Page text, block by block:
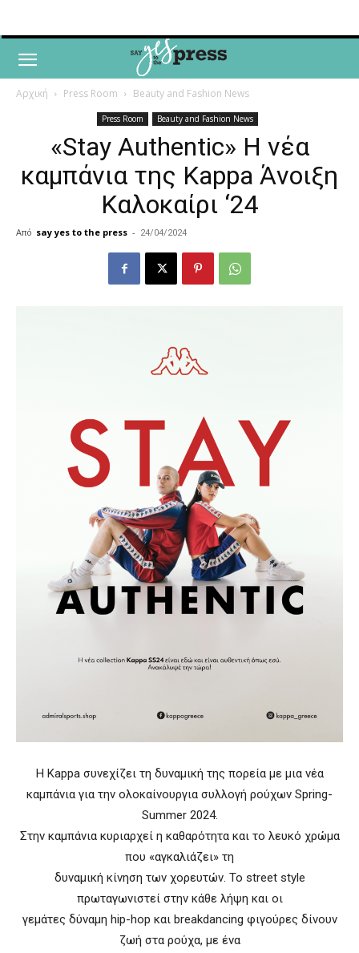
Αρχική Press Room Beauty and Fashion News
Press Room Beauty and Fashion News
«Stay Authentic» Η νέα
καμπάνια της Kappa Άνοιξη
Καλοκαίρι ‘24
Από say yes to the press - 24/04/2024
Η Kappa συνεχίζει τη δυναμική της πορεία με μια νέα
καμπάνια για την ολοκαίνουργια συλλογή ρούχων Spring-
Summer 2024.
Στην καμπάνια κυριαρχεί η καθαρότητα και το λευκό χρώμα
που «αγκαλιάζει» τη
δυναμική κίνηση των χορευτών. Το street style
πρωταγωνιστεί στην κάθε λήψη και οι
γεμάτες δύναμη hip-hop και breakdancing φιγούρες δίνουν
ζωή στα ρούχα, με ένα